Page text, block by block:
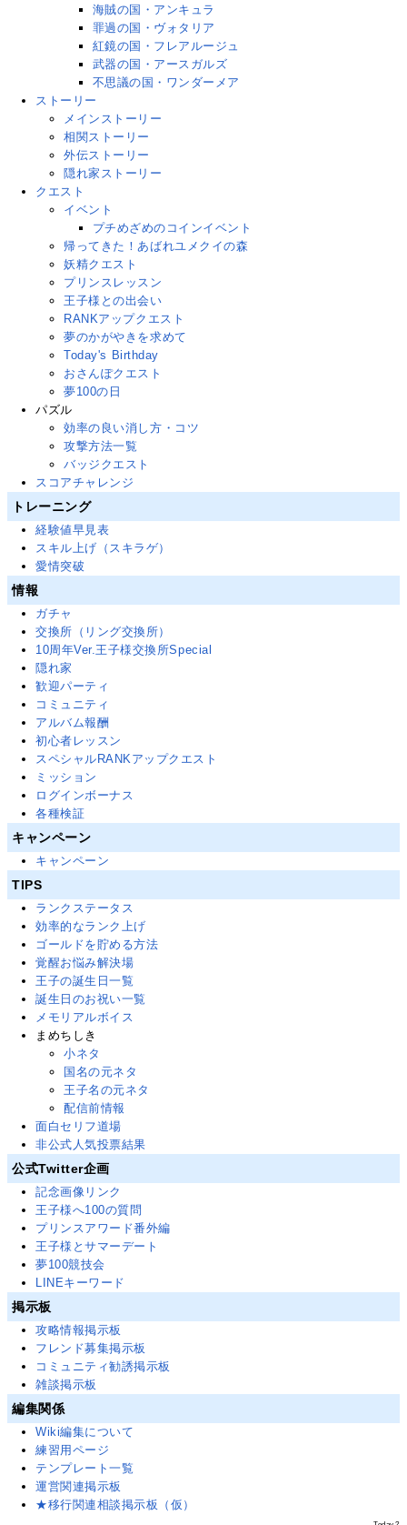
海賊の国・アンキュラ
罪過の国・ヴォタリア
紅鏡の国・フレアルージュ
武器の国・アースガルズ
不思議の国・ワンダーメア
ストーリー
メインストーリー
相関ストーリー
外伝ストーリー
隠れ家ストーリー
クエスト
イベント
プチめざめのコインイベント
帰ってきた！あばれユメクイの森
妖精クエスト
プリンスレッスン
王子様との出会い
RANKアップクエスト
夢のかがやきを求めて
Today's Birthday
おさんぽクエスト
夢100の日
パズル
効率の良い消し方・コツ
攻撃方法一覧
バッジクエスト
スコアチャレンジ
トレーニング
経験値早見表
スキル上げ（スキラゲ）
愛情突破
情報
ガチャ
交換所（リング交換所）
10周年Ver.王子様交換所Special
隠れ家
歓迎パーティ
コミュニティ
アルバム報酬
初心者レッスン
スペシャルRANKアップクエスト
ミッション
ログインボーナス
各種検証
キャンペーン
キャンペーン
TIPS
ランクステータス
効率的なランク上げ
ゴールドを貯める方法
覚醒お悩み解決場
王子の誕生日一覧
誕生日のお祝い一覧
メモリアルボイス
まめちしき
小ネタ
国名の元ネタ
王子名の元ネタ
配信前情報
面白セリフ道場
非公式人気投票結果
公式Twitter企画
記念画像リンク
王子様へ100の質問
プリンスアワード番外編
王子様とサマーデート
夢100競技会
LINEキーワード
掲示板
攻略情報掲示板
フレンド募集掲示板
コミュニティ勧誘掲示板
雑談掲示板
編集関係
Wiki編集について
練習用ページ
テンプレート一覧
運営関連掲示板
★移行関連相談掲示板（仮）